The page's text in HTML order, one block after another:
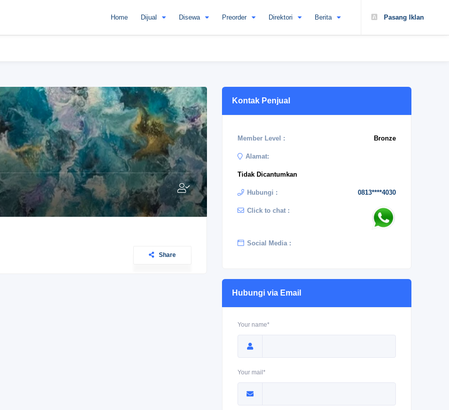
Pasang Iklan
Home Dijual Disewa Preorder Direktori Berita
Share
Kontak Penjual
Member Level : Bronze
Alamat:
Tidak Dicantumkan
Hubungi : 0813****4030
Click to chat :
Social Media :
Hubungi via Email
Your name*
Your mail*